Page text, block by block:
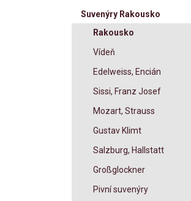
Suvenýry Rakousko
Rakousko
Vídeň
Edelweiss, Encián
Sissi, Franz Josef
Mozart, Strauss
Gustav Klimt
Salzburg, Hallstatt
Großglockner
Pivní suvenýry